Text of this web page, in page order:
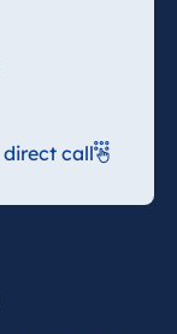
direct call